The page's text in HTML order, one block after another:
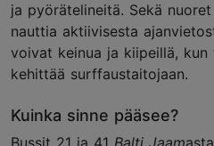
ja pyörätelineitä. Sekä
nauttia aktiivisesta
voivat keinua ja kiipeillä,
kehittää surffaustaitojaan.
Kuinka sinne pääsee?